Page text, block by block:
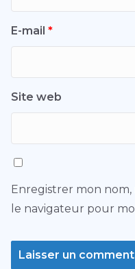
E-mail *
Site web
Enregistrer mon
le navigateur pour